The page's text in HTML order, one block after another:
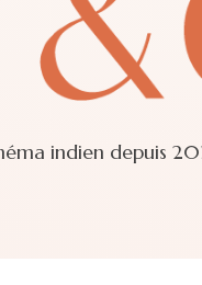
indien depuis